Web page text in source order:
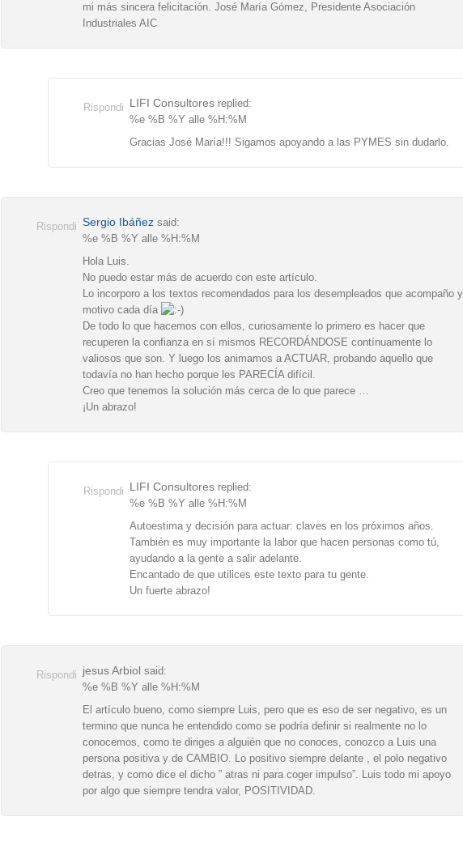
mi más sincera felicitación. José María Gómez, Presidente Asociación
Industriales AIC
Rispondi LIFI Consultores replied:
%e %B %Y alle %H:%M
Gracias José María!!! Sigamos apoyando a las PYMES sin dudarlo.
Rispondi Sergio Ibáñez said:
%e %B %Y alle %H:%M
Hola Luis.
No puedo estar más de acuerdo con este artículo.
Lo incorporo a los textos recomendados para los desempleados que acompaño y
motivo cada día
De todo lo que hacemos con ellos, curiosamente lo primero es hacer que
recuperen la confianza en sí mismos RECORDÁNDOSE contínuamente lo
valiosos que son. Y luego los animamos a ACTUAR, probando aquello que
todavía no han hecho porque les PARECÍA difícil.
Creo que tenemos la solución más cerca de lo que parece …
¡Un abrazo!
Rispondi LIFI Consultores replied:
%e %B %Y alle %H:%M
Autoestima y decisión para actuar: claves en los próximos años.
También es muy importante la labor que hacen personas como tú,
ayudando a la gente a salir adelante.
Encantado de que utilices este texto para tu gente.
Un fuerte abrazo!
Rispondi jesus Arbiol said:
%e %B %Y alle %H:%M
El artículo bueno, como siempre Luis, pero que es eso de ser negativo, es un
termino que nunca he entendido como se podría definir si realmente no lo
conocemos, como te diriges a alguién que no conoces, conozco a Luis una
persona positiva y de CAMBIO. Lo positivo siempre delante , el polo negativo
detras, y como dice el dicho ” atras ni para coger impulso”. Luis todo mi apoyo
por algo que siempre tendra valor, POSITIVIDAD.